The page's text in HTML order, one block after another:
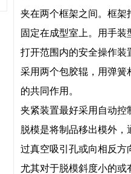
夹在两个框架之间。框架
固定在成型室上。用手
打开范围内的安全操作装
采用两个包胶辊，用弹簧
的共同作用。
夹紧装置最好采用自动控
脱模是将制品移出模外
过真空吸引孔或向相反方
尤其对于脱模斜度小的